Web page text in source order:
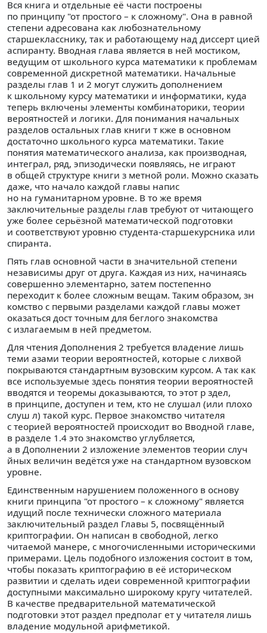
Вся книга и отдельные её части построены
по принципу "от простого – к сложному". Она в равной
степени адресована как любознательному
старшекласснику, так и работающему над диссерт цией
аспиранту. Вводная глава является в ней мостиком,
ведущим от школьного курса математики к проблемам
современной дискретной математики. Начальные
разделы глав 1 и 2 могут служить дополнением
к школьному курсу математики и информатики, куда
теперь включены элементы комбинаторики, теории
вероятностей и логики. Для понимания начальных
разделов остальных глав книги т кже в основном
достаточно школьного курса математики. Такие
понятия математического анализа, как производная,
интеграл, ряд, эпизодически появляясь, не играют
в общей структуре книги з метной роли. Можно сказать
даже, что начало каждой главы напис
но на гуманитарном уровне. В то же время
заключительные разделы глав требуют от читающего
уже более серьёзной математической подготовки
и соответствуют уровню студента-старшекурсника или
спиранта.
Пять глав основной части в значительной степени
независимы друг от друга. Каждая из них, начинаясь
совершенно элементарно, затем постепенно
переходит к более сложным вещам. Таким образом, зн
комство с первыми разделами каждой главы может
оказаться дост точным для беглого знакомства
с излагаемым в ней предметом.
Для чтения Дополнения 2 требуется владение лишь
теми азами теории вероятностей, которые с лихвой
покрываются стандартным вузовским курсом. А так как
все используемые здесь понятия теории вероятностей
вводятся и теоремы доказываются, то этот р здел,
в принципе, доступен и тем, кто не слушал (или плохо
слуш л) такой курс. Первое знакомство читателя
с теорией вероятностей происходит во Вводной главе,
в разделе 1.4 это знакомство углубляется,
а в Дополнении 2 изложение элементов теории случ
йных величин ведётся уже на стандартном вузовском
уровне.
Единственным нарушением положенного в основу
книги принципа "от простого – к сложному" является
идущий после технически сложного материала
заключительный раздел Главы 5, посвящённый
криптографии. Он написан в свободной, легко
читаемой манере, с многочисленными историческими
примерами. Цель подобного изложения состоит в том,
чтобы показать криптографию в её историческом
развитии и сделать идеи современной криптографии
доступными максимально широкому кругу читателей.
В качестве предварительной математической
подготовки этот раздел предполаг ет у читателя лишь
владение модульной арифметикой.